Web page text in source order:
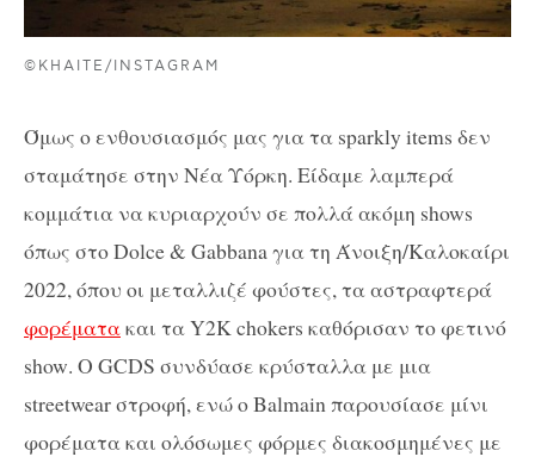
©KHAITE/INSTAGRAM
Όμως ο ενθουσιασμός μας για τα sparkly items δεν
σταμάτησε στην Νέα Υόρκη. Είδαμε λαμπερά
κομμάτια να κυριαρχούν σε πολλά ακόμη shows
όπως στο Dolce & Gabbana για τη Άνοιξη/Καλοκαίρι
2022, όπου οι μεταλλιζέ φούστες, τα αστραφτερά
φορέματακαι ταY2K chokers καθόρισαν το φετινό
show. Ο GCDS συνδύασε κρύσταλλα με μια
streetwearστροφή, ενώ οBalmain παρουσίασε μίνι
φορέματα και ολόσωμες φόρμες διακοσμημένες με